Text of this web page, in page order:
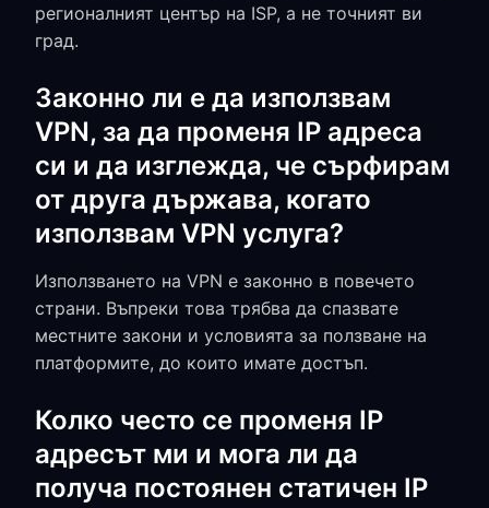
регионалният център на ISP, а не точният ви
град.
Законно ли е да използвам
VPN, за да променя IP адреса
си и да изглежда, че сърфирам
от друга държава, когато
използвам VPN услуга?
Използването на VPN е законно в повечето
страни. Въпреки това трябва да спазвате
местните закони и условията за ползване на
платформите, до които имате достъп.
Колко често се променя IP
адресът ми и мога ли да
получа постоянен статичен IP